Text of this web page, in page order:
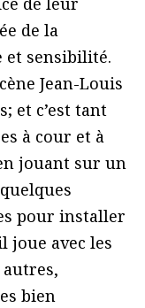
de la
et sensibilité.
Jean-Louis
et c’est tant
à cour et à
jouant sur un
pour installer
joue avec les
bien